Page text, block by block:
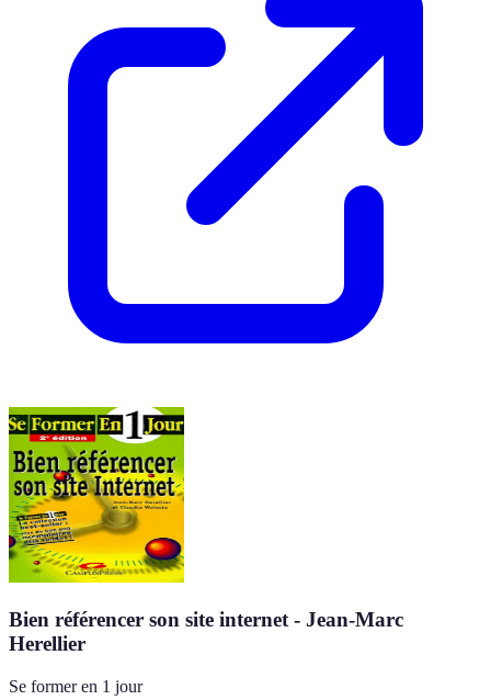
Bien référencer son site internet - Jean-Marc
Herellier
Se former en 1 jour